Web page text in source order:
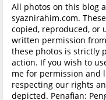
All photos on this blog
syaznirahim.com.
copied, reproduced, or
written permission
these photos is strictly
action. If you wish to
me for permission and
respecting our rights
depicted. Penafian: